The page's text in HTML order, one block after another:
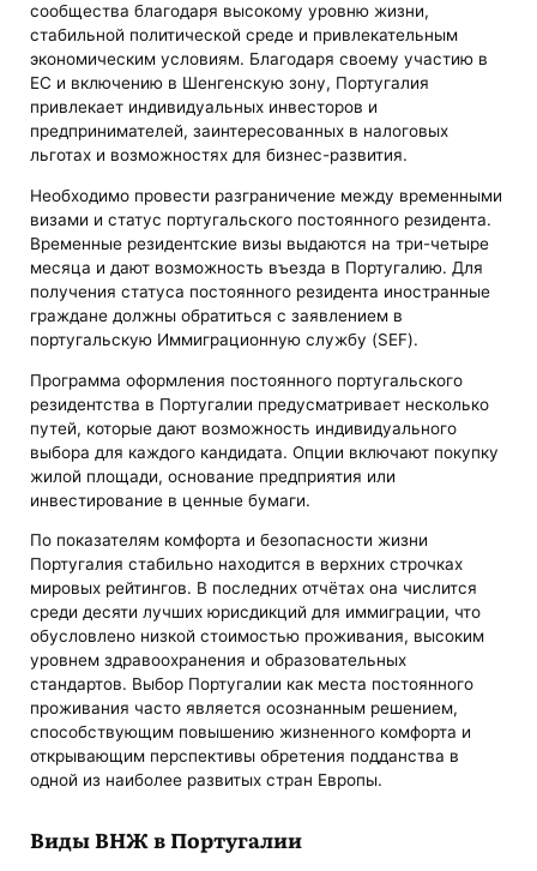
сообщества благодаря высокому уровню жизни,
стабильной политической среде и привлекательным
экономическим условиям. Благодаря своему участию в
ЕС и включению в Шенгенскую зону, Португалия
привлекает индивидуальных инвесторов и
предпринимателей, заинтересованных в налоговых
льготах и возможностях для бизнес-развития.
Необходимо провести разграничение между временными
визами и статус португальского постоянного резидента.
Временные резидентские визы выдаются на три-четыре
месяца и дают возможность въезда в Португалию. Для
получения статуса постоянного резидента иностранные
граждане должны обратиться с заявлением в
португальскую Иммиграционную службу (SEF).
Программа оформления постоянного португальского
резидентства в Португалии предусматривает несколько
путей, которые дают возможность индивидуального
выбора для каждого кандидата. Опции включают покупку
жилой площади, основание предприятия или
инвестирование в ценные бумаги.
По показателям комфорта и безопасности жизни
Португалия стабильно находится в верхних строчках
мировых рейтингов. В последних отчётах она числится
среди десяти лучших юрисдикций для иммиграции, что
обусловлено низкой стоимостью проживания, высоким
уровнем здравоохранения и образовательных
стандартов. Выбор Португалии как места постоянного
проживания часто является осознанным решением,
способствующим повышению жизненного комфорта и
открывающим перспективы обретения подданства в
одной из наиболее развитых стран Европы.
Виды ВНЖ в Португалии